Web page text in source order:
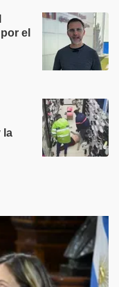
el
la